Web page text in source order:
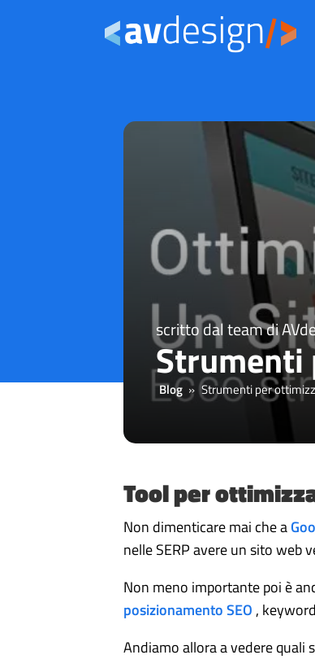
scritto dal team di
Strumenti
Blog » Strumenti per
Tool per
Non dimenticare mai che a
nelle SERP avere un sito web
Non meno importante poi è
posizionamento SEO ,
Andiamo allora a vedere quali